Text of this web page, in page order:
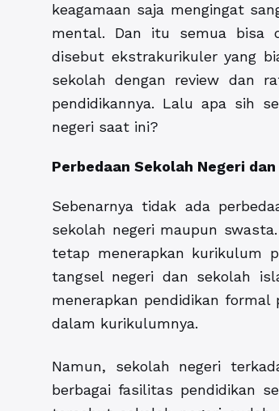
keagamaan saja mengingat
mental. Dan itu semua bisa
disebut ekstrakurikuler yang
sekolah dengan review dan
pendidikannya. Lalu apa sih
negeri saat ini?
Perbedaan Sekolah Negeri
Sebenarnya tidak ada
sekolah negeri maupun
tetap menerapkan kurikulum
tangsel negeri dan sekolah
menerapkan pendidikan formal
dalam kurikulumnya.
Namun, sekolah negeri
berbagai fasilitas pendidikan